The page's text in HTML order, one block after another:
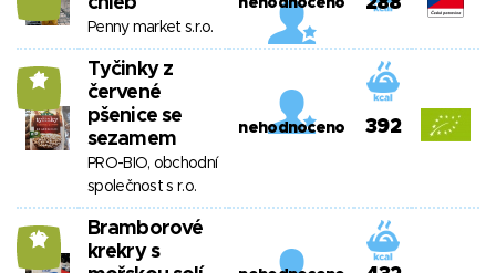
Penny market s.r.o.
nehodnoceno
11
Tyčinky z
červené
pšenice se
sezamem
PRO-BIO, obchodní
společnost s r.o.
nehodnoceno 392
10
Bramborové
krekry s